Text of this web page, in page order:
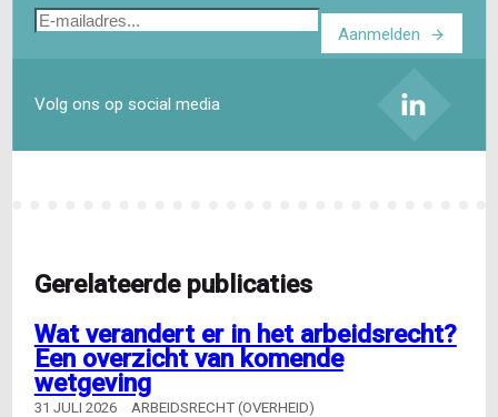
E-
Aanmelden
Volg ons op social media
Gerelateerde publicaties
Wat verandert er in het arbeidsrecht?
Een overzicht van komende
wetgeving
31 JULI 2026 ARBEIDSRECHT (OVERHEID)